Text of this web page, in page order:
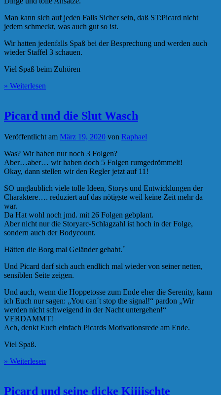
Man kann sich auf jeden Falls Sicher sein, daß ST:Picard nicht
jedem schmeckt, was auch gut so ist.
Wir hatten jedenfalls Spaß bei der Besprechung und werden auch
wieder Staffel 3 schauen.
Viel Spaß beim Zuhören
» Weiterlesen
Picard und die Slut Wasch
Veröffentlicht am März 19, 2020 von Raphael
Was? Wir haben nur noch 3 Folgen?
Aber…aber… wir haben doch 5 Folgen rumgedrömmelt!
Okay, dann stellen wir den Regler jetzt auf 11!
SO unglaublich viele tolle Ideen, Storys und Entwicklungen der
Charaktere…. reduziert auf das nötigste weil keine Zeit mehr da
war.
Da Hat wohl noch jmd. mit 26 Folgen gebplant.
Aber nicht nur die Storyarc-Schlagzahl ist hoch in der Folge,
sondern auch der Bodycount.
Hätten die Borg mal Geländer gehabt.´
Und Picard darf sich auch endlich mal wieder von seiner netten,
sensiblen Seite zeigen.
Und auch, wenn die Hoppetosse zum Ende eher die Serenity, kann
ich Euch nur sagen: „You can´t stop the signal!“ pardon „Wir
werden nicht schweigend in der Nacht untergehen!“
VERDAMMT!
Ach, denkt Euch einfach Picards Motivationsrede am Ende.
Viel Spaß.
» Weiterlesen
Picard und seine dicke Kiiiischte